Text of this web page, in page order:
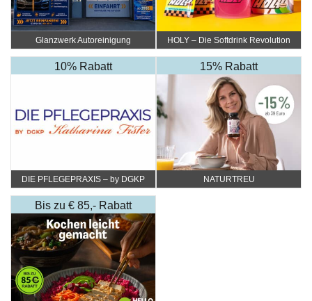
Glanzwerk Autoreinigung HOLY – Die Softdrink Revolution
10% Rabatt
DIE PFLEGEPRAXIS – by DGKP
15% Rabatt
NATURTREU
Bis zu € 85,- Rabatt